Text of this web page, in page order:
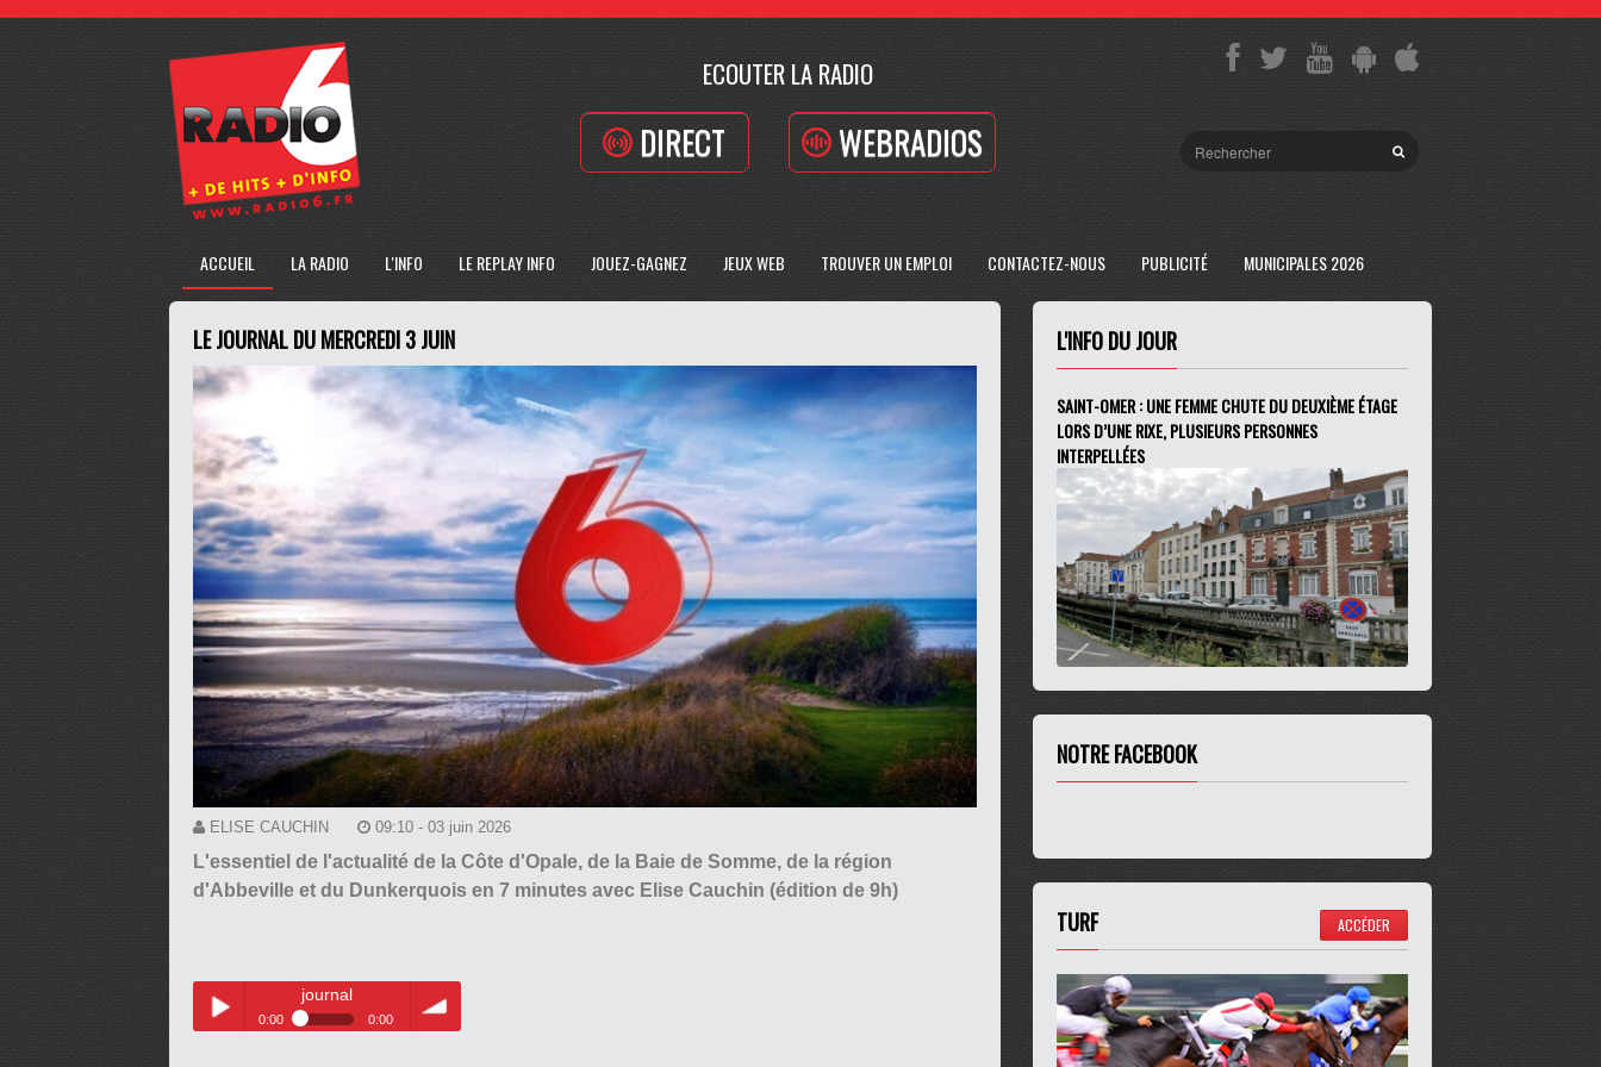
ECOUTER LA RADIO
DIRECT WEBRADIOS
ACCUEIL LA RADIO L'INFO LE REPLAY INFO JOUEZ-GAGNEZ JEUX WEB TROUVER UN EMPLOI CONTACTEZ-NOUS PUBLICITÉ MUNICIPALES 2026
LE JOURNAL DU MERCREDI 3 JUIN
ELISE CAUCHIN 09:10 - 03 juin 2026
L'essentiel de l'actualité de la Côte d'Opale, de la Baie de Somme, de la région
d'Abbeville et du Dunkerquois en 7 minutes avec Elise Cauchin (édition de 9h)
journal
0:00 0:00
L'INFO DU JOUR
SAINT-OMER : UNE FEMME CHUTE DU DEUXIÈME ÉTAGE
LORS D’UNE RIXE, PLUSIEURS PERSONNES
INTERPELLÉES
NOTRE FACEBOOK
TURF ACCÉDER